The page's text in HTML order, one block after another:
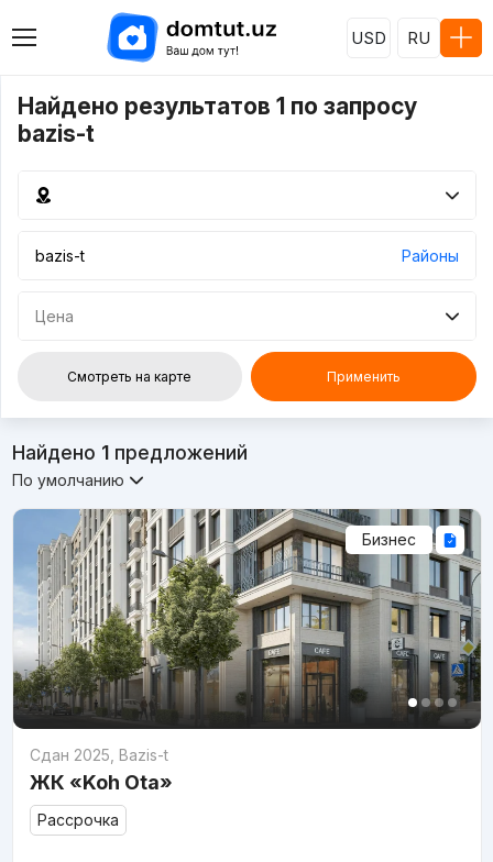
USD RU
Найдено результатов 1 по запросу
bazis-t
Районы
Цена
Смотреть на карте Применить
Найдено 1предложений
По умолчанию
Бизнес
Сдан 2025 Bazis-t
ЖК «Koh Ota»
Рассрочка